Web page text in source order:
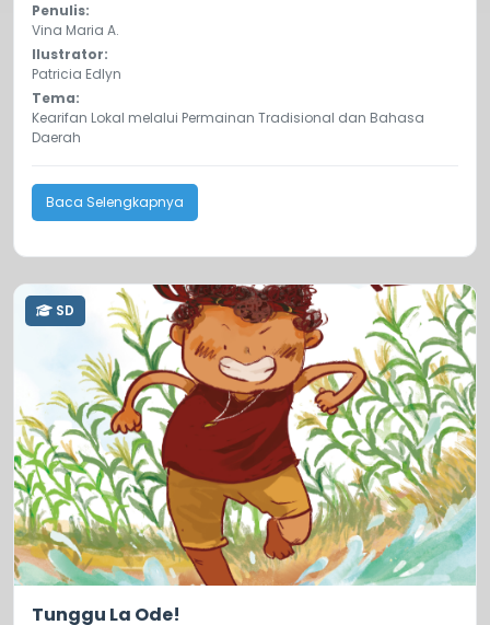
Penulis:
Vina Maria A.
Ilustrator:
Patricia Edlyn
Tema:
Kearifan Lokal melalui Permainan Tradisional dan Bahasa
Daerah
Baca Selengkapnya
SD
Tunggu La Ode!